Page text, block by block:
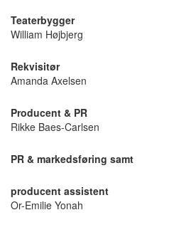
Teaterbygger
William Højbjerg
Rekvisitør
Amanda Axelsen
Producent & PR
Rikke Baes-Carlsen
PR & markedsføring samt
producent assistent
Or-Emilie Yonah